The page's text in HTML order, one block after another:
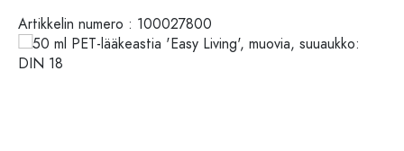
Artikkelin numero : 100027800